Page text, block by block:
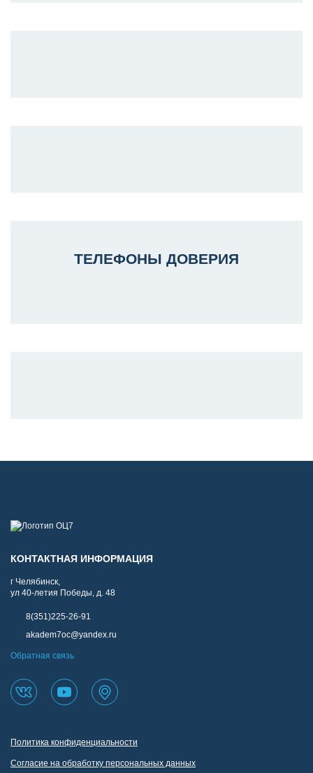
ТЕЛЕФОНЫ ДОВЕРИЯ
КОНТАКТНАЯ ИНФОРМАЦИЯ
г Челябинск,
ул 40-летия Победы, д. 48
8(351)225-26-91
akadem7oc@yandex.ru
Обратная связь
Политика конфиденциальности
Согласие на обработку персональных данных